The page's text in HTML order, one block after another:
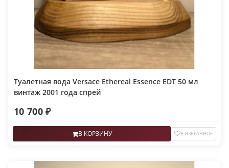
Туалетная вода Versace Ethereal Essence EDT 50 мл
винтаж 2001 года спрей
10 700 ₽
В КОРЗИНУ В ИЗБРАННОЕ